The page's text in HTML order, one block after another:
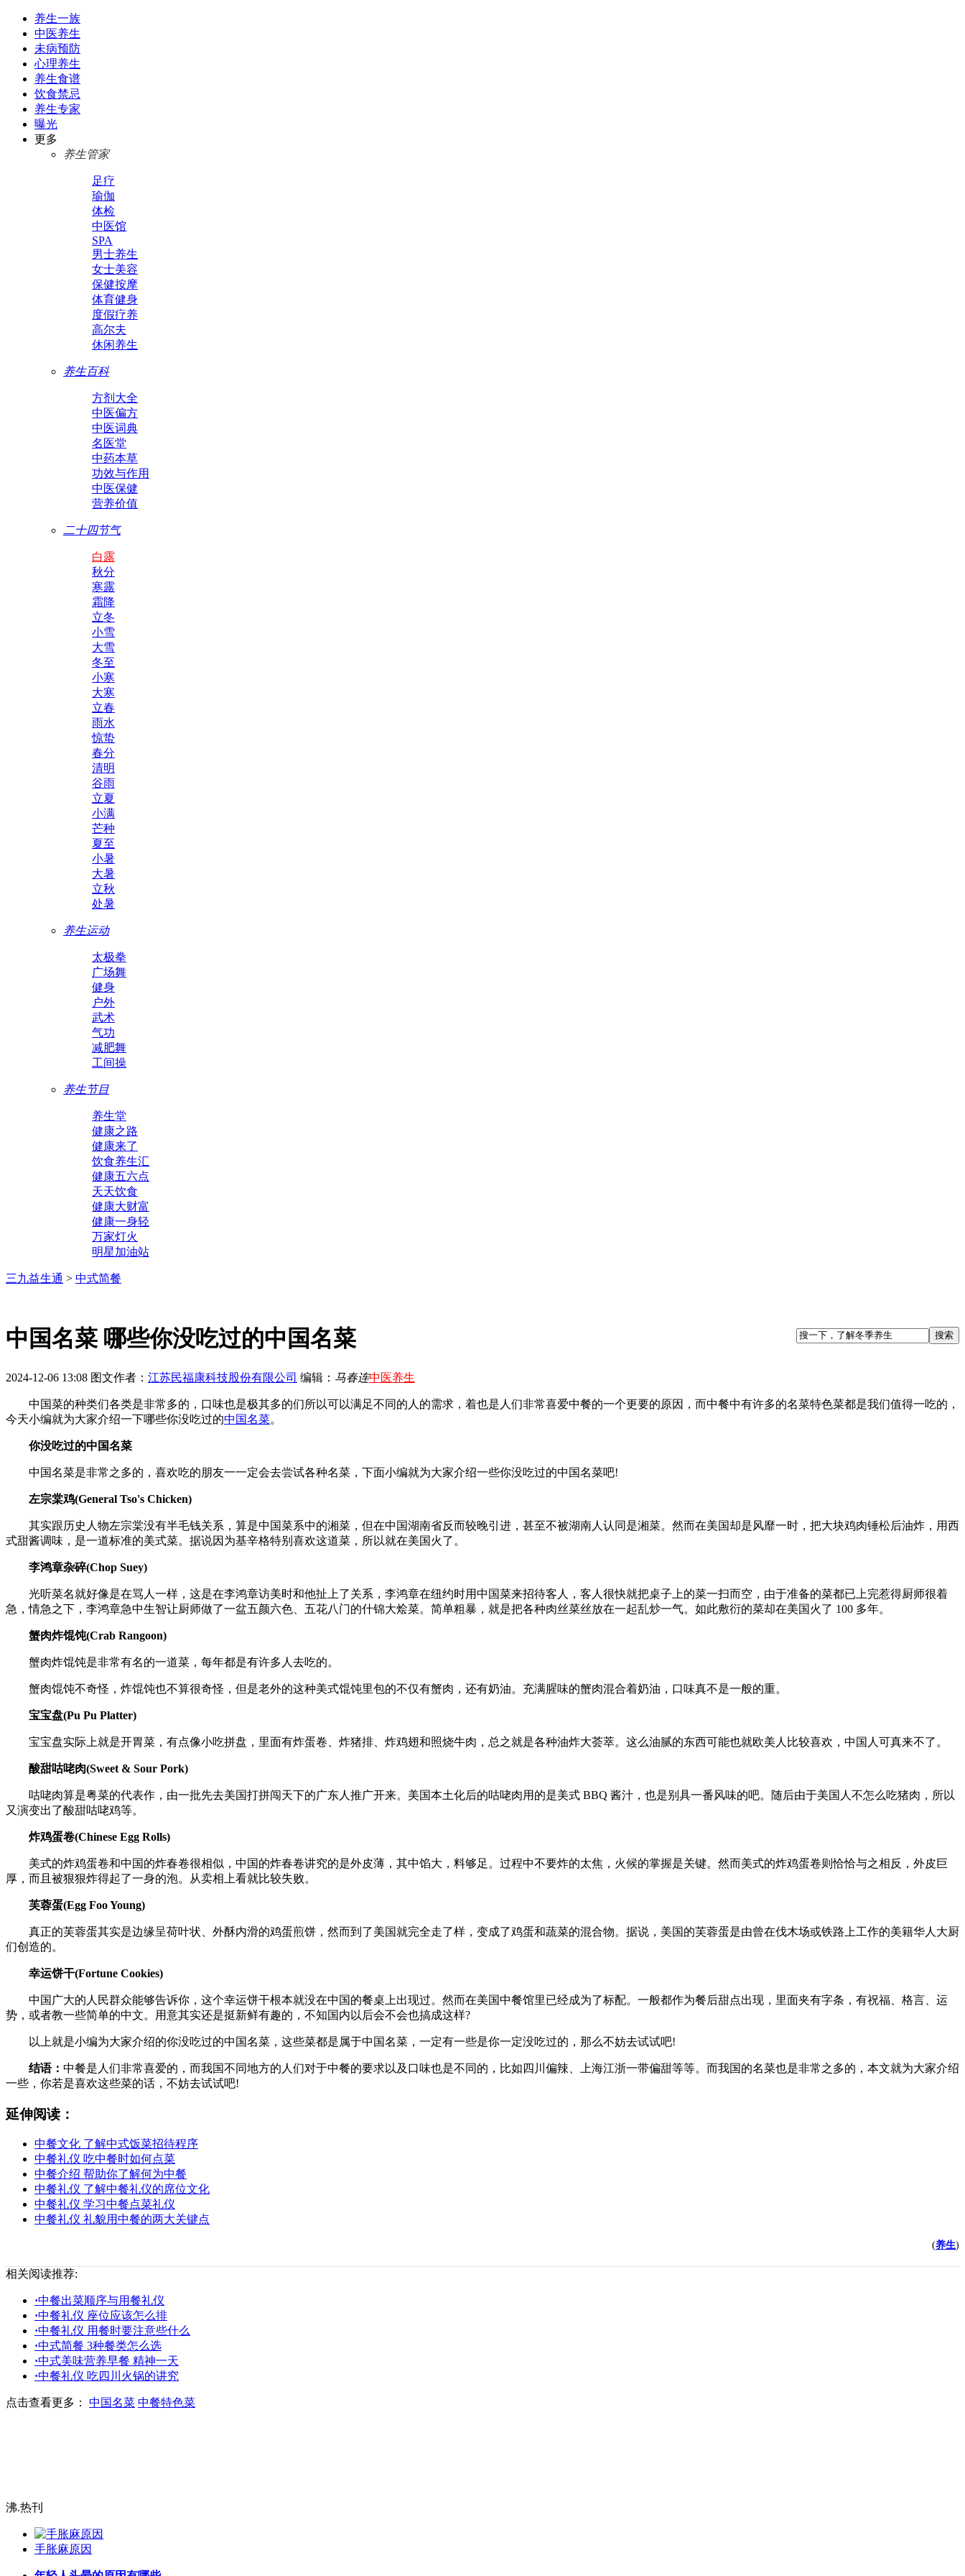
养生一族
中医养生
未病预防
心理养生
养生食谱
饮食禁忌
养生专家
曝光
更多
养生管家
足疗
瑜伽
体检
中医馆
SPA
男士养生
女士美容
保健按摩
体育健身
度假疗养
高尔夫
休闲养生
养生百科
方剂大全
中医偏方
中医词典
名医堂
中药本草
功效与作用
中医保健
营养价值
二十四节气
白露
秋分
寒露
霜降
立冬
小雪
大雪
冬至
小寒
大寒
立春
雨水
惊蛰
春分
清明
谷雨
立夏
小满
芒种
夏至
小暑
大暑
立秋
处暑
养生运动
太极拳
广场舞
健身
户外
武术
气功
减肥舞
工间操
养生节目
养生堂
健康之路
健康来了
饮食养生汇
健康五六点
天天饮食
健康大财富
健康一身轻
万家灯火
明星加油站
三九益生通 > 中式简餐
中国名菜 哪些你没吃过的中国名菜
2024-12-06 13:08 图文作者： 江苏民福康科技股份有限公司 编辑： 马春连中医养生
中国菜的种类们各类是非常多的，口味也是极其多的们所以可以满足不同的人的需求，着也是人们非常喜爱中餐的一个更要的原因，而中餐中有许多的名菜特色菜都是我们值得一吃的，
今天小编就为大家介绍一下哪些你没吃过的中国名菜。
你没吃过的中国名菜
中国名菜是非常之多的，喜欢吃的朋友一一定会去尝试各种名菜，下面小编就为大家介绍一些你没吃过的中国名菜吧!
左宗棠鸡(General Tso's Chicken)
其实跟历史人物左宗棠没有半毛钱关系，算是中国菜系中的湘菜，但在中国湖南省反而较晚引进，甚至不被湖南人认同是湘菜。然而在美国却是风靡一时，把大块鸡肉锤松后油炸，用西
式甜酱调味，是一道标准的美式菜。据说因为基辛格特别喜欢这道菜，所以就在美国火了。
李鸿章杂碎(Chop Suey)
光听菜名就好像是在骂人一样，这是在李鸿章访美时和他扯上了关系，李鸿章在纽约时用中国菜来招待客人，客人很快就把桌子上的菜一扫而空，由于准备的菜都已上完惹得厨师很着
急，情急之下，李鸿章急中生智让厨师做了一盆五颜六色、五花八门的什锦大烩菜。简单粗暴，就是把各种肉丝菜丝放在一起乱炒一气。如此敷衍的菜却在美国火了 100 多年。
蟹肉炸馄饨(Crab Rangoon)
蟹肉炸馄饨是非常有名的一道菜，每年都是有许多人去吃的。
蟹肉馄饨不奇怪，炸馄饨也不算很奇怪，但是老外的这种美式馄饨里包的不仅有蟹肉，还有奶油。充满腥味的蟹肉混合着奶油，口味真不是一般的重。
宝宝盘(Pu Pu Platter)
宝宝盘实际上就是开胃菜，有点像小吃拼盘，里面有炸蛋卷、炸猪排、炸鸡翅和照烧牛肉，总之就是各种油炸大荟萃。这么油腻的东西可能也就欧美人比较喜欢，中国人可真来不了。
酸甜咕咾肉(Sweet & Sour Pork)
咕咾肉算是粤菜的代表作，由一批先去美国打拼闯天下的广东人推广开来。美国本土化后的咕咾肉用的是美式 BBQ 酱汁，也是别具一番风味的吧。随后由于美国人不怎么吃猪肉，所以
又演变出了酸甜咕咾鸡等。
炸鸡蛋卷(Chinese Egg Rolls)
美式的炸鸡蛋卷和中国的炸春卷很相似，中国的炸春卷讲究的是外皮薄，其中馅大，料够足。过程中不要炸的太焦，火候的掌握是关键。然而美式的炸鸡蛋卷则恰恰与之相反，外皮巨
厚，而且被狠狠炸得起了一身的泡。从卖相上看就比较失败。
芙蓉蛋(Egg Foo Young)
真正的芙蓉蛋其实是边缘呈荷叶状、外酥内滑的鸡蛋煎饼，然而到了美国就完全走了样，变成了鸡蛋和蔬菜的混合物。据说，美国的芙蓉蛋是由曾在伐木场或铁路上工作的美籍华人大厨
们创造的。
幸运饼干(Fortune Cookies)
中国广大的人民群众能够告诉你，这个幸运饼干根本就没在中国的餐桌上出现过。然而在美国中餐馆里已经成为了标配。一般都作为餐后甜点出现，里面夹有字条，有祝福、格言、运
势，或者教一些简单的中文。用意其实还是挺新鲜有趣的，不知国内以后会不会也搞成这样?
以上就是小编为大家介绍的你没吃过的中国名菜，这些菜都是属于中国名菜，一定有一些是你一定没吃过的，那么不妨去试试吧!
结语： 中餐是人们非常喜爱的，而我国不同地方的人们对于中餐的要求以及口味也是不同的，比如四川偏辣、上海江浙一带偏甜等等。而我国的名菜也是非常之多的，本文就为大家介绍
一些，你若是喜欢这些菜的话，不妨去试试吧!
延伸阅读：
中餐文化 了解中式饭菜招待程序
中餐礼仪 吃中餐时如何点菜
中餐介绍 帮助你了解何为中餐
中餐礼仪 了解中餐礼仪的席位文化
中餐礼仪 学习中餐点菜礼仪
中餐礼仪 礼貌用中餐的两大关键点
(养生)
相关阅读推荐:
·中餐出菜顺序与用餐礼仪
·中餐礼仪 座位应该怎么排
·中餐礼仪 用餐时要注意些什么
·中式简餐 3种餐类怎么选
·中式美味营养早餐 精神一天
·中餐礼仪 吃四川火锅的讲究
点击查看更多： 中国名菜 中餐特色菜
沸.热刊
手胀麻原因